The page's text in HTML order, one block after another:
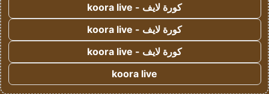
كورة لايف - koora live
كورة لايف - koora live
كورة لايف - koora live
koora live